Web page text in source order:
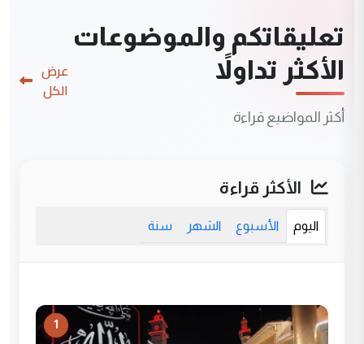
تعليقاتكم والموضوعات
الأكثر تداولاً
أكثر المواضيع قراءة
عرض
الكل
الأكثر قراءة
اليوم الأسبوع الشهر سنة
1